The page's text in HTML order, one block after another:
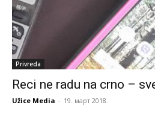
Privreda
Reci ne radu na crno –
Užice Media - 19. март 2018.